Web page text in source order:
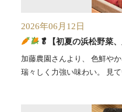
2026年06月12日
🥬【初夏の浜松野菜
加藤農園さんより、 色鮮や
瑞々しく力強い味わい。 見